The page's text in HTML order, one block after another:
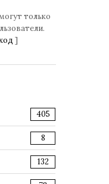
только
]
405
8
132